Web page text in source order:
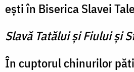
eşti în Biserica Slavei
Slavă Tatălui şi Fiului şi
În cuptorul chinurilor